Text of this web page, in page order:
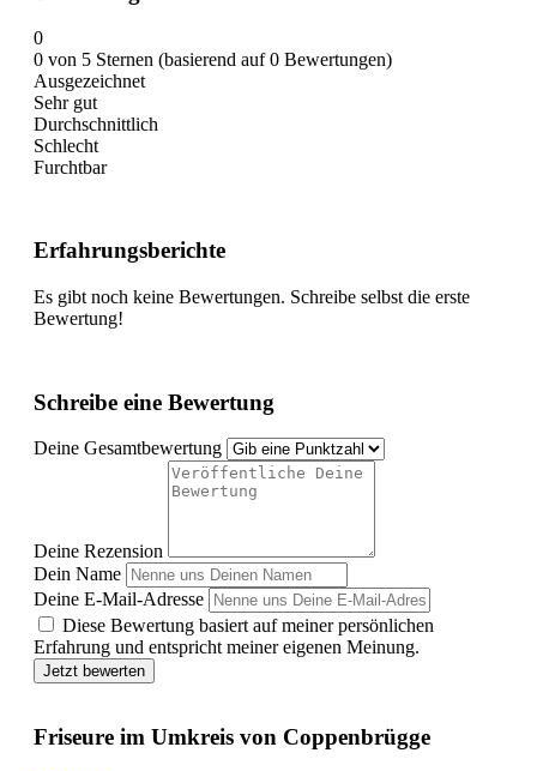
0
0 von 5 Sternen (basierend auf 0 Bewertungen)
Ausgezeichnet
Sehr gut
Durchschnittlich
Schlecht
Furchtbar
Erfahrungsberichte
Es gibt noch keine Bewertungen. Schreibe selbst die erste
Bewertung!
Schreibe eine Bewertung
Deine Gesamtbewertung
Deine Rezension
Dein Name
Deine E-Mail-Adresse
Diese Bewertung basiert auf meiner persönlichen
Erfahrung und entspricht meiner eigenen Meinung.
Jetzt bewerten
Friseure im Umkreis von Coppenbrügge